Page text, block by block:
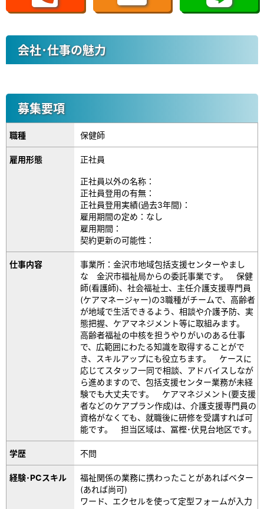
会社･仕事の魅力
募集要項
職種 保健師
雇用形態 正社員
正社員以外の名称：
正社員登用の有無：
正社員登用実績(過去3年間)：
雇用期間の定め：なし
雇用期間：
契約更新の可能性：
仕事内容
事業所：金沢市地域包括支援センターやまし
な 金沢市福祉局からの委託事業です。 保健
師(看護師)、社会福祉士、主任介護支援専門員
(ケアマネージャー)の3職種がチームで、高齢者
が地域で生活できるよう、相談や介護予防、実
態把握、ケアマネジメント等に取組みます。
高齢者福祉の中核を担うやりがいのある仕事
で、広範囲にわたる知識を取得することがで
き、スキルアップにも役立ちます。 ケースに
応じてスタッフ一同で相談、アドバイスしなが
ら進めますので、包括支援センター業務が未経
験でも大丈夫です。 ケアマネジメント(要支援
者などのケアプラン作成)は、介護支援専門員の
資格がなくても、就職後に研修を受講すれば可
能です。 担当区域は、冨樫･伏見台地区です。
学歴 不問
経験･PCスキル
福祉関係の業務に携わったことがあればベター
(あれば尚可)
ワード、エクセルを使って定型フォームが入力